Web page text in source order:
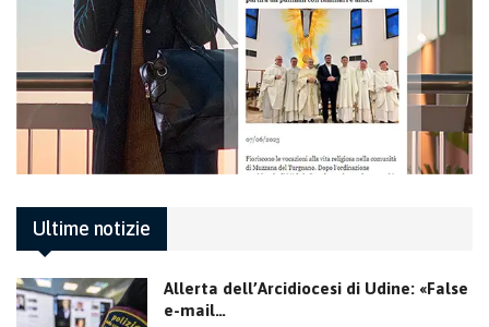
Ultime notizie
Allerta dell’Arcidiocesi di Udine: «False
e-mail…